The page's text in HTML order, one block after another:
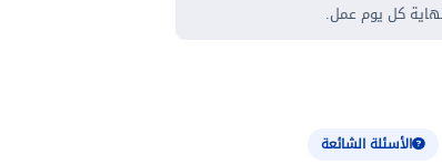
كل يوم عمل.
الأسئلة الشائعة